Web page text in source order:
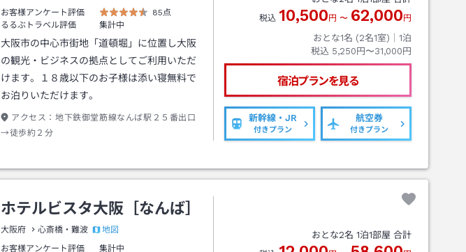
お客様アンケート評価
85点
るるぶトラベル評価
集計中
大阪市の中心市街地「道頓堀」に位置し大阪
の観光・ビジネスの拠点としてご利用いただ
けます。１８歳以下のお子様は添い寝無料で
お泊りいただけます。
アクセス： 地下鉄御堂筋線なんば駅２５番出口
→徒歩約２分
税込 10,500 円 〜 62,000 円
おとな1名 (2名1室)｜ 1泊
税込 5,250円〜31,000円
宿泊プランを見る
新幹線・JR
付きプラン
航空券
付きプラン
ホテルビスタ大阪［なんば］
大阪府 心斎橋・難波
地図
お客様アンケート評価
集計中
おとな2名 1泊1部屋 合計